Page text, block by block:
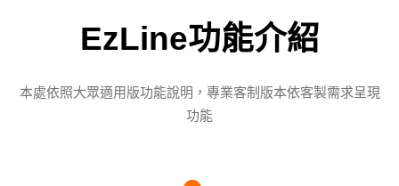
EzLine功能介紹
本處依照大眾適用版功能說明，專業客制版本依客製需求呈現
功能